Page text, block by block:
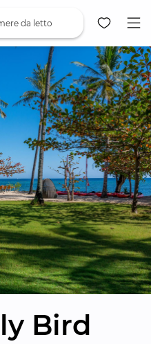
da letto
Mappa
Bird